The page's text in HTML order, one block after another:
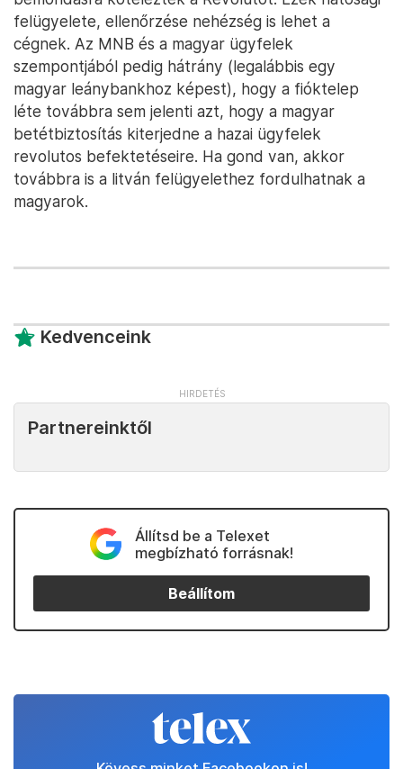
felügyelete, ellenőrzése nehézség is lehet a
cégnek. Az MNB és a magyar ügyfelek
szempontjából pedig hátrány (legalábbis egy
magyar leánybankhoz képest), hogy a fióktelep
léte továbbra sem jelenti azt, hogy a magyar
betétbiztosítás kiterjedne a hazai ügyfelek
revolutos befektetéseire. Ha gond van, akkor
továbbra is a litván felügyelethez fordulhatnak a
magyarok.
Kedvenceink
Partnereinktől
Állítsd be a Telexet
megbízható forrásnak!
Beállítom